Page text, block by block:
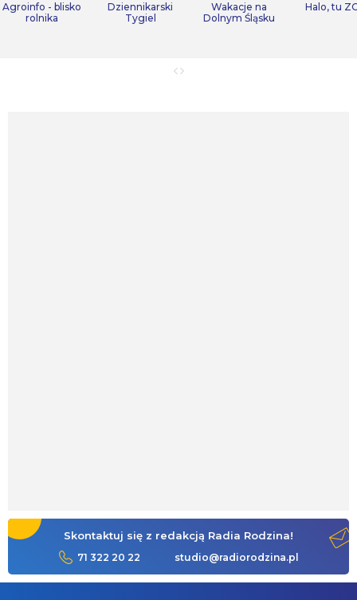
Agroinfo - blisko
rolnika
Dziennikarski
Tygiel
Wakacje na
Dolnym Śląsku
Halo, tu
Skontaktuj się z redakcją Radia Rodzina!
71 322 20 22 studio@radiorodzina.pl